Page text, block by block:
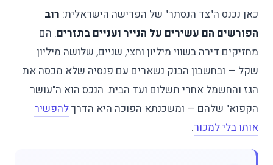
כאן נכנס ה"צד הנסתר" של הפרישה הישראלית: רוב
הפורשים הם עשירים על הנייר ועניים בתזרים. הם
מחזיקים דירה בשווי מיליון וחצי, שניים, שלושה מיליון
שקל — ובחשבון הבנק נשארים עם פנסיה שלא מכסה את
הגז והחשמל אחרי תשלום ועד הבית. הנכס הוא ה"עושר
הקפוא" שלהם — ומשכנתא הפוכה היא הדרךלהפשיר
אותו בלי למכור.